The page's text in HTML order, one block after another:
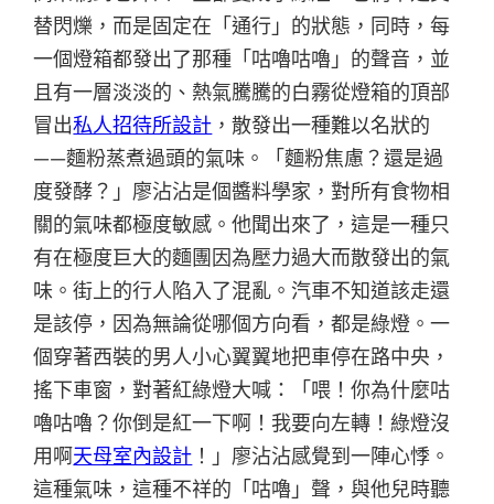
替閃爍，而是固定在「通行」的狀態，同時，每
一個燈箱都發出了那種「咕嚕咕嚕」的聲音，並
且有一層淡淡的、熱氣騰騰的白霧從燈箱的頂部
冒出私人招待所設計 ，散發出一種難以名狀的
——麵粉蒸煮過頭的氣味。「麵粉焦慮？還是過
度發酵？」廖沾沾是個醬料學家，對所有食物相
關的氣味都極度敏感。他聞出來了，這是一種只
有在極度巨大的麵團因為壓力過大而散發出的氣
味。街上的行人陷入了混亂。汽車不知道該走還
是該停，因為無論從哪個方向看，都是綠燈。一
個穿著西裝的男人小心翼翼地把車停在路中央，
搖下車窗，對著紅綠燈大喊：「喂！你為什麼咕
嚕咕嚕？你倒是紅一下啊！我要向左轉！綠燈沒
用啊天母室內設計 ！」廖沾沾感覺到一陣心悸。
這種氣味，這種不祥的「咕嚕」聲，與他兒時聽